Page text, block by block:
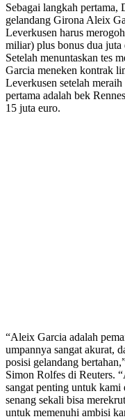
Sebagai langkah pertama,
gelandang Girona Aleix
Leverkusen harus
miliar) plus bonus dua
Setelah menuntaskan tes
Garcia meneken kontrak
Leverkusen setelah
pertama adalah bek
15 juta euro.
“Aleix Garcia adalah
umpannya sangat akurat,
posisi gelandang
Simon Rolfes di Reuters.
sangat penting untuk kami
senang sekali bisa
untuk memenuhi ambisi